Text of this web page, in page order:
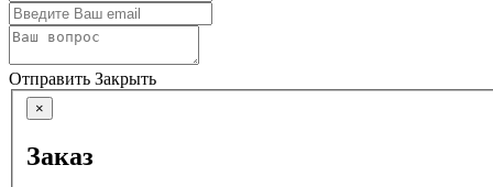
Отправить Закрыть
×
Заказ